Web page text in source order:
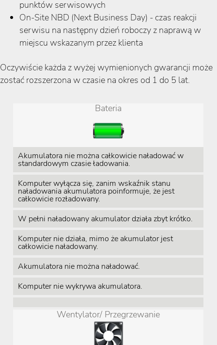
punktów serwisowych
On-Site NBD (Next Business Day) - czas reakcji
serwisu na następny dzień roboczy z naprawą w
miejscu wskazanym przez klienta
Oczywiście każda z wyżej wymienionych gwarancji może
zostać rozszerzona w czasie na okres od 1 do 5 lat.
Bateria
Akumulatora nie można całkowicie naładować w
standardowym czasie ładowania.
Komputer wyłącza się, zanim wskaźnik stanu
naładowania akumulatora poinformuje, że jest
całkowicie rozładowany.
W pełni naładowany akumulator działa zbyt krótko.
Komputer nie działa, mimo że akumulator jest
całkowicie naładowany.
Akumulatora nie można naładować.
Komputer nie wykrywa akumulatora.
Wentylator/ Przegrzewanie